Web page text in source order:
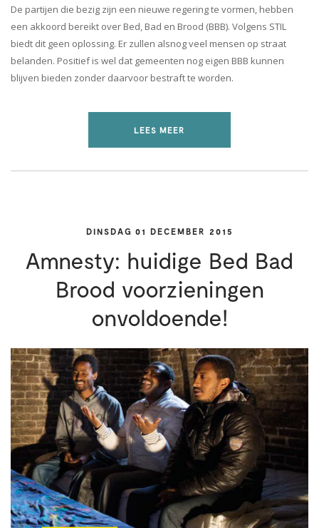
De partijen die bezig zijn een nieuwe regering te vormen, hebben
een akkoord bereikt over Bed, Bad en Brood (BBB). Volgens STIL
biedt dit geen oplossing. Er zullen alsnog veel mensen op straat
belanden. Positief is wel dat gemeenten nog eigen BBB kunnen
blijven bieden zonder daarvoor bestraft te worden.
LEES MEER
DINSDAG 01 DECEMBER 2015
Amnesty: huidige Bed Bad
Brood voorzieningen
onvoldoende!